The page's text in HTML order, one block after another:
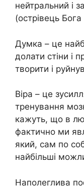
нейтральний і
(острівець
Думка – це
долати стіни і
творити і
Віра – це
тренування
кажуть, що в
фактично ми
який, сам по
найбільші
Наполеглива